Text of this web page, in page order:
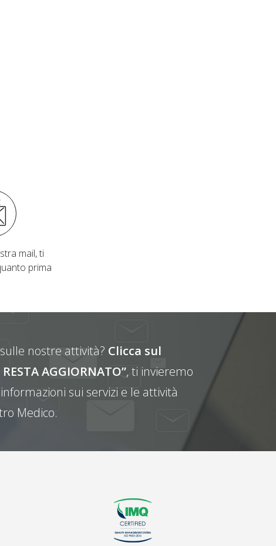
mail, ti
prima
nostre attività? Clicca sul
AGGIORNATO”, ti invieremo
sui servizi e le attività
Medico.